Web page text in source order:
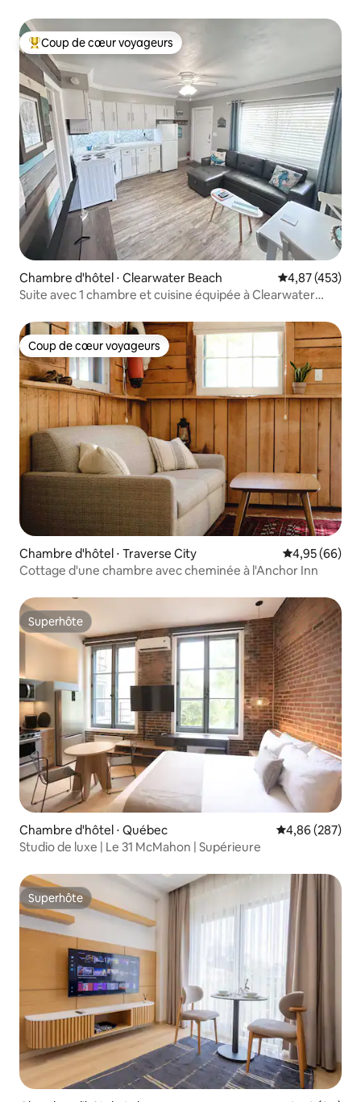
Coups de cœur voyageurs les plus appréciés
Coup de cœur voyageurs
Chambre d'hôtel ⋅ Clearwater Beach Évaluation
4,87 (453)
Suite avec 1 chambre et cuisine équipée à Clearwater
Coup de cœur voyageurs
Coup de cœur voyageurs
Chambre d'hôtel ⋅ Traverse City Évaluation
4,95 (66)
Cottage d'une chambre avec cheminée à l'Anchor Inn
Superhôte
Superhôte
Chambre d'hôtel ⋅ Québec Évaluation
4,86 (287)
Studio de luxe | Le 31 McMahon | Supérieure
Superhôte
Superhôte